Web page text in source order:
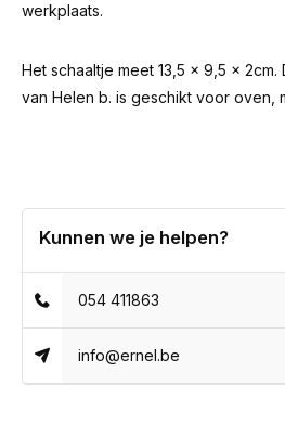
werkplaats.
Het schaaltje meet 13,5 x 9,5 x
van Helen b. is geschikt voor oven,
Kunnen we je helpen?
054 411863
info@ernel.be